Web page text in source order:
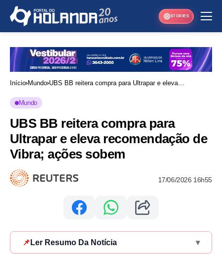
STORIES
Início Mundo UBS BB reitera compra para Ultrapar e eleva
Mundo
UBS BB reitera compra para
Ultrapar e eleva recomendação de
Vibra; ações sobem
17/06/2026 16h55
📌 Ler Resumo Da Notícia ▾